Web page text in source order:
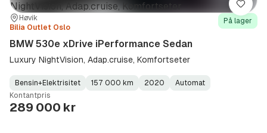
Sted:
Høvik
Forhandler:
Bilia Outlet Oslo
På lager
BMW 530e xDrive iPerformance Sedan
Luxury NightVision, Adap.cruise, Komfortseter
Fuel
Type:
Bensin+Elektrisitet
Kilometerstand: 157 000 km
Model
Year:
2020
Gearbox
Type:
Automat
Kontantpris
289 000 kr
Lagre